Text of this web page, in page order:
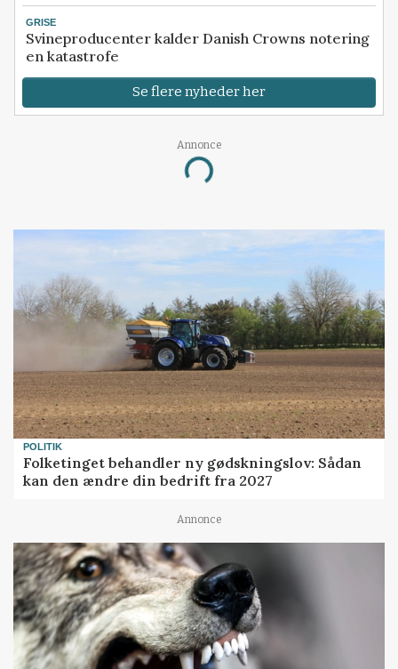
GRISE
Svineproducenter kalder Danish Crowns notering
en katastrofe
Se flere nyheder her
Annonce
Loading...
POLITIK
Folketinget behandler ny gødskningslov: Sådan
kan den ændre din bedrift fra 2027
Annonce